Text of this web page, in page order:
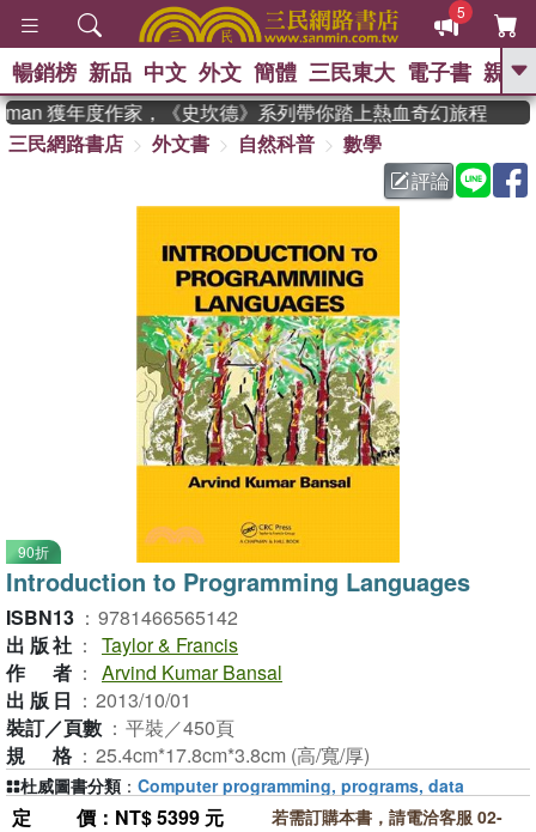
5
GO
熱搜： 東野圭吾 、
父親節 、 如果歷
暑期推薦 、 國際布克
登輝時代 、 數學女孩：黎曼猜想
偉大的迷走神經
暢銷榜 新品 中文 外文 簡體 三民東大 電子書 親子
獲年度作家，《史坎德》系列帶你踏上熱血奇幻旅程
三民網路書店
外文書 自然科普
數學
評論
90折
Introduction to Programming Languages
ISBN13 ： 9781466565142
出版社 ： Taylor & Francis
作者 ： Arvind Kumar Bansal
出版日 ： 2013/10/01
裝訂／頁數 ： 平裝／450頁
規格 ： 25.4cm*17.8cm*3.8cm (高/寬/厚)
定價 ：NT$ 5399 元
若需訂購本書，請電洽客服 02-
杜威圖書分類 ： Computer programming, programs, data